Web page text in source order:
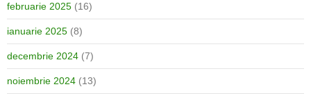
februarie 2025 (16)
ianuarie 2025 (8)
decembrie 2024 (7)
noiembrie 2024 (13)